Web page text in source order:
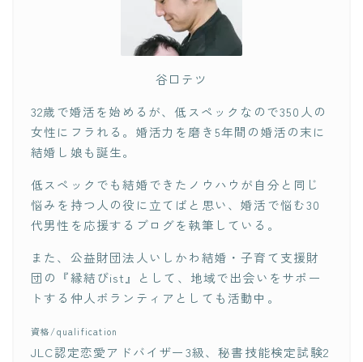
谷口テツ
32歳で婚活を始めるが、低スペックなので350人の
女性にフラれる。婚活力を磨き5年間の婚活の末に
結婚し娘も誕生。
低スペックでも結婚できたノウハウが自分と同じ
悩みを持つ人の役に立てばと思い、婚活で悩む30
代男性を応援するブログを執筆している。
また、公益財団法人いしかわ結婚・子育て支援財
団の『縁結びist』として、地域で出会いをサポー
トする仲人ボランティアとしても活動中。
資格/qualification
JLC認定恋愛アドバイザー3級、秘書技能検定試験2